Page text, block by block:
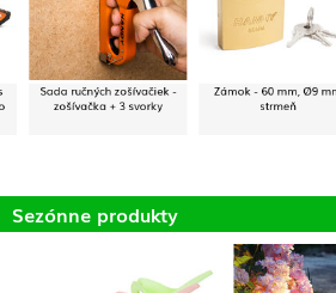
Sada ručných zošívačiek -
zošívačka + 3 svorky
Zámok - 60 mm, Ø9 mm
strmeň
Sezónne produkty